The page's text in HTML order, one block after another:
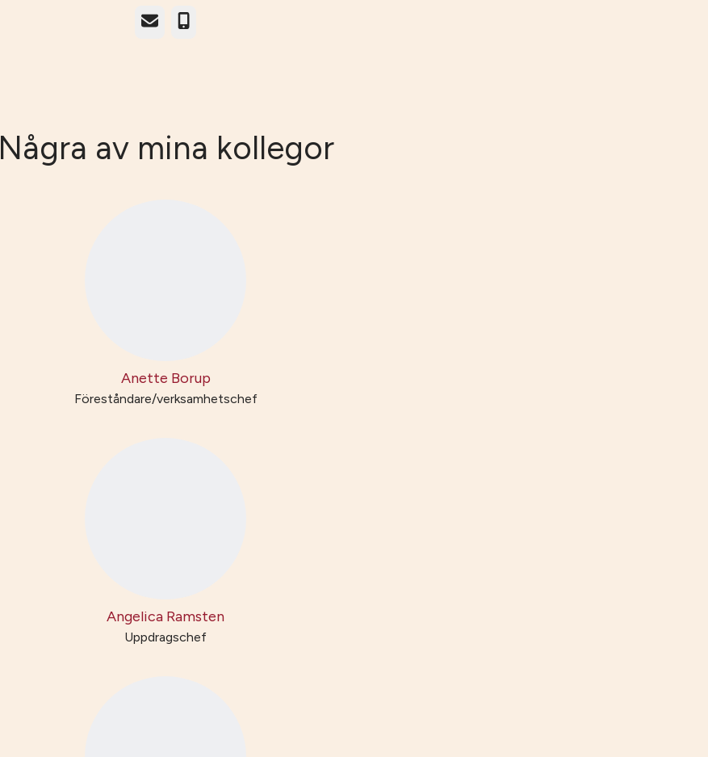
E-postTelefon
Några av mina kollegor
Anette Borup
Föreståndare/verksamhetschef
Angelica Ramsten
Uppdragschef